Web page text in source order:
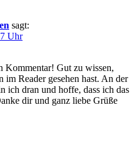
sagt:
Uhr
Kommentar! Gut zu wissen,
im Reader gesehen hast. An der
ich dran und hoffe, dass ich das
dir und ganz liebe Grüße